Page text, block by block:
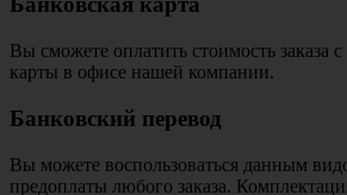
Вы сможете оплатить стоимость заказа
карты в офисе нашей компании.
Банковский перевод
Вы можете воспользоваться данным
предоплаты любого заказа.